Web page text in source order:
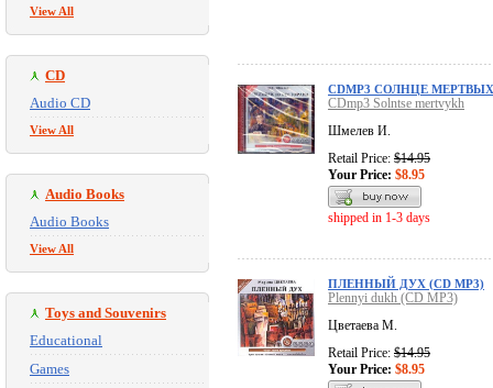
View All
CD
Audio CD
View All
Audio Books
Audio Books
View All
Toys and Souvenirs
Educational
Games
CDMP3 СОЛНЦЕ МЕРТВЫХ
CDmp3 Solntse mertvykh
Шмелев И.
Retail Price: $14.95
Your Price: $8.95
shipped in 1-3 days
ПЛЕННЫЙ ДУХ (CD MP3)
Plennyi dukh (CD MP3)
Цветаева М.
Retail Price: $14.95
Your Price: $8.95